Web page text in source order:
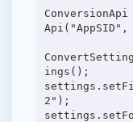
Api("AppSID",
ings();
2");